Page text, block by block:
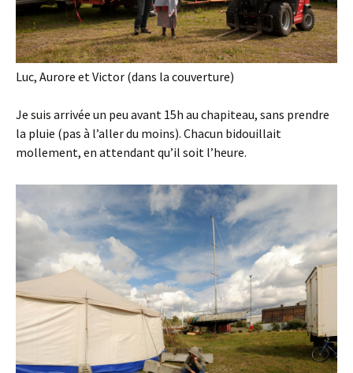
Luc, Aurore et Victor (dans la couverture)
Je suis arrivée un peu avant 15h au chapiteau, sans prendre
la pluie (pas à l’aller du moins). Chacun bidouillait
mollement, en attendant qu’il soit l’heure.